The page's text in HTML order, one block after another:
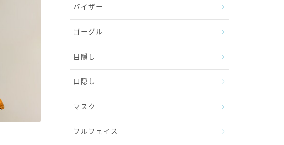
バイザー
ゴーグル
目隠し
口隠し
マスク
フルフェイス